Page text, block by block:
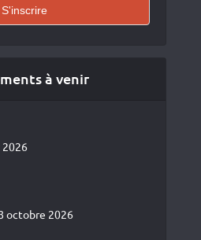
à venir
2026
octobre 2026